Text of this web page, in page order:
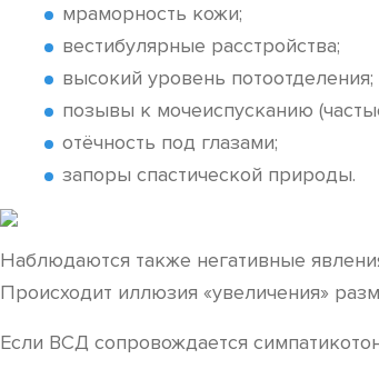
мраморность кожи;
вестибулярные расстройства;
высокий уровень потоотделения;
позывы к мочеиспусканию
отёчность под глазами;
запоры спастической природы.
Наблюдаются также негативные
Происходит иллюзия «увеличения»
Если ВСД сопровождается